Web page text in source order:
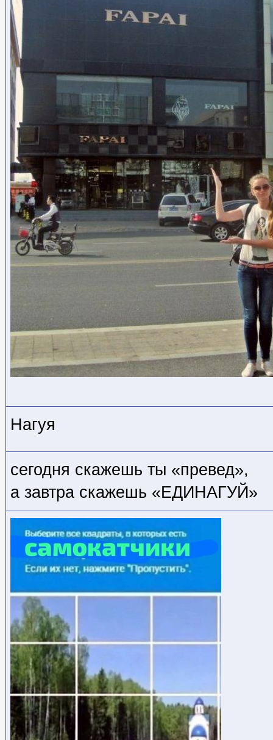
Нагуя
сегодня скажешь ты «превед»,
а завтра скажешь «ЕДИНАГУЙ»